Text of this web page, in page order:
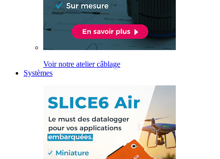
Voir notre atelier câblage
Systèmes